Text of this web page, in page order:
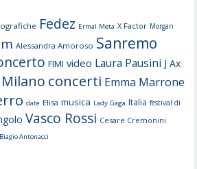
Fedez Ermal Meta X Factor Morgan
Alessandra Amoroso Sanremo
FIMI video Laura Pausini J Ax
Milano concerti Emma Marrone
date Elisa musica Lady Gaga Italia festival di
Vasco Rossi Cesare Cremonini
Biagio Antonacci